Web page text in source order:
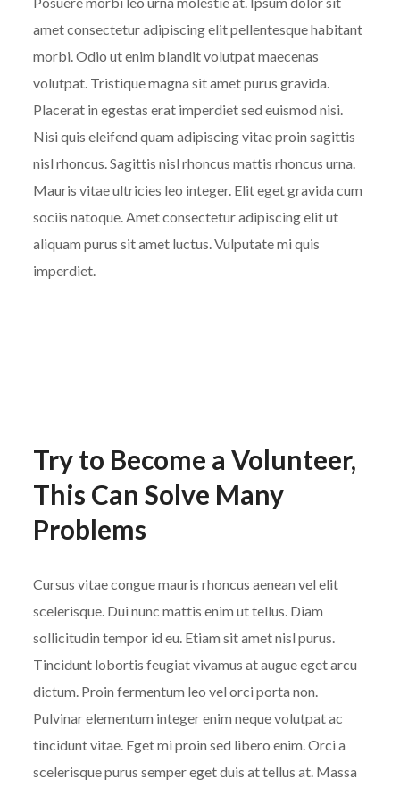
amet consectetur adipiscing elit pellentesque habitant
morbi. Odio ut enim blandit volutpat maecenas
volutpat. Tristique magna sit amet purus gravida.
Placerat in egestas erat imperdiet sed euismod nisi.
Nisi quis eleifend quam adipiscing vitae proin sagittis
nisl rhoncus. Sagittis nisl rhoncus mattis rhoncus urna.
Mauris vitae ultricies leo integer. Elit eget gravida cum
sociis natoque. Amet consectetur adipiscing elit ut
aliquam purus sit amet luctus. Vulputate mi quis
imperdiet.
Try to Become a Volunteer,
This Can Solve Many
Problems
Cursus vitae congue mauris rhoncus aenean vel elit
scelerisque. Dui nunc mattis enim ut tellus. Diam
sollicitudin tempor id eu. Etiam sit amet nisl purus.
Tincidunt lobortis feugiat vivamus at augue eget arcu
dictum. Proin fermentum leo vel orci porta non.
Pulvinar elementum integer enim neque volutpat ac
tincidunt vitae. Eget mi proin sed libero enim. Orci a
scelerisque purus semper eget duis at tellus at. Massa